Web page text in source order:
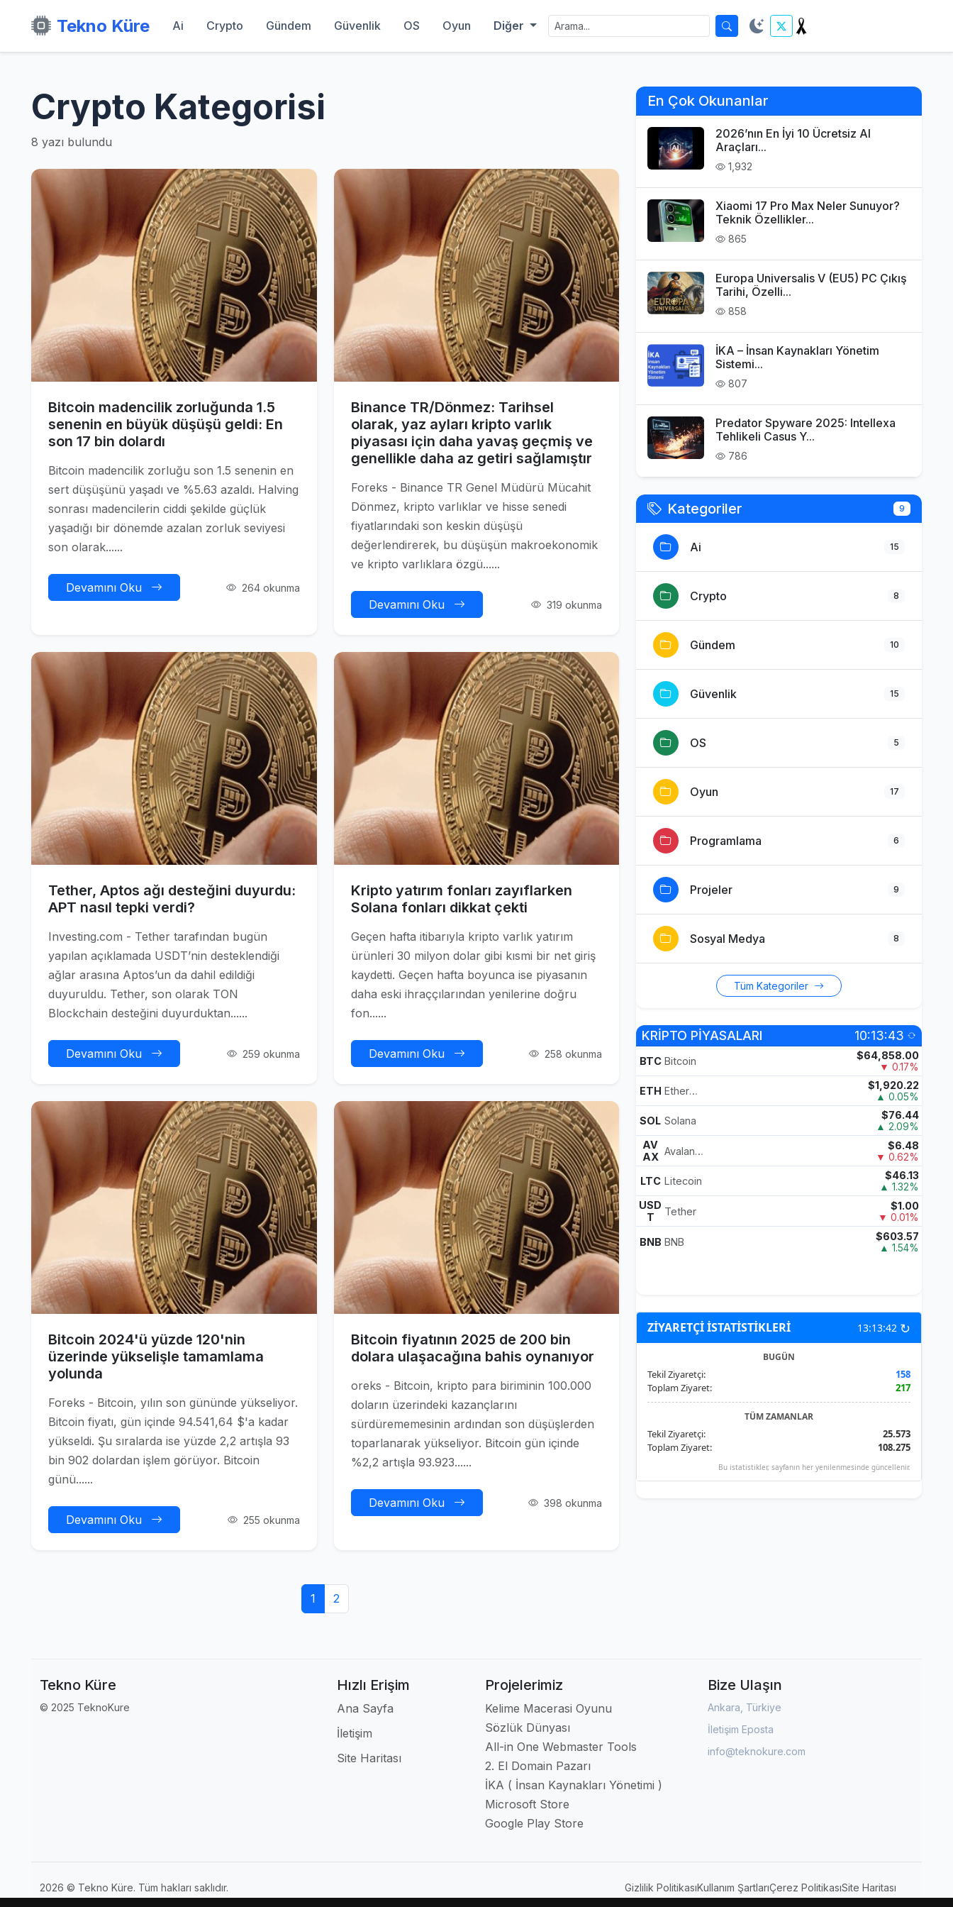
Tekno Küre Ai Crypto Gündem Güvenlik OS Oyun Diğer
Crypto Kategorisi
8 yazı bulundu
Bitcoin madencilik zorluğunda 1.5
senenin en büyük düşüşü geldi: En
son 17 bin dolardı
Bitcoin madencilik zorluğu son 1.5 senenin en
sert düşüşünü yaşadı ve %5.63 azaldı. Halving
sonrası madencilerin ciddi şekilde güçlük
yaşadığı bir dönemde azalan zorluk seviyesi
son olarak......
Devamını Oku 264 okunma
Binance TR/Dönmez: Tarihsel
olarak, yaz ayları kripto varlık
piyasası için daha yavaş geçmiş ve
genellikle daha az getiri sağlamıştır
Foreks - Binance TR Genel Müdürü Mücahit
Dönmez, kripto varlıklar ve hisse senedi
fiyatlarındaki son keskin düşüşü
değerlendirerek, bu düşüşün makroekonomik
ve kripto varlıklara özgü......
Devamını Oku 319 okunma
Tether, Aptos ağı desteğini duyurdu:
APT nasıl tepki verdi?
Investing.com - Tether tarafından bugün
yapılan açıklamada USDT’nin desteklendiği
ağlar arasına Aptos’un da dahil edildiği
duyuruldu. Tether, son olarak TON
Blockchain desteğini duyurduktan......
Devamını Oku 259 okunma
Kripto yatırım fonları zayıflarken
Solana fonları dikkat çekti
Geçen hafta itibarıyla kripto varlık yatırım
ürünleri 30 milyon dolar gibi kısmi bir net giriş
kaydetti. Geçen hafta boyunca ise piyasanın
daha eski ihraççılarından yenilerine doğru
fon......
Devamını Oku 258 okunma
Bitcoin 2024'ü yüzde 120'nin
üzerinde yükselişle tamamlama
yolunda
Foreks - Bitcoin, yılın son gününde yükseliyor.
Bitcoin fiyatı, gün içinde 94.541,64 $'a kadar
yükseldi. Şu sıralarda ise yüzde 2,2 artışla 93
bin 902 dolardan işlem görüyor. Bitcoin
günü......
Devamını Oku 255 okunma
Bitcoin fiyatının 2025 de 200 bin
dolara ulaşacağına bahis oynanıyor
oreks - Bitcoin, kripto para biriminin 100.000
doların üzerindeki kazançlarını
sürdürememesinin ardından son düşüşlerden
toparlanarak yükseliyor. Bitcoin gün içinde
%2,2 artışla 93.923......
Devamını Oku 398 okunma
1 2
En Çok Okunanlar
2026’nın En İyi 10 Ücretsiz AI
Araçları...
1,932
Xiaomi 17 Pro Max Neler Sunuyor?
Teknik Özellikler...
865
Europa Universalis V (EU5) PC Çıkış
Tarihi, Özelli...
858
İKA – İnsan Kaynakları Yönetim
Sistemi...
807
Predator Spyware 2025: Intellexa
Tehlikeli Casus Y...
786
Kategoriler 9
Ai 15
Crypto 8
Gündem 10
Güvenlik 15
OS 5
Oyun 17
Programlama 6
Projeler 9
Sosyal Medya 8
Tüm Kategoriler
KRİPTO PİYASALARI 10:13:43
BTC Bitcoin $64,858.00
▼ 0.17%
ETH Ethereum $1,920.22
▲ 0.05%
SOL Solana $76.44
▲ 2.09%
AV
AX
Avalanche $6.48
▼ 0.62%
LTC Litecoin $46.13
▲ 1.32%
USD
T
Tether $1.00
▼ 0.01%
BNB BNB $603.57
▲ 1.54%
ZİYARETÇİ İSTATİSTİKLERİ 13:13:42 ↻
BUGÜN
Tekil Ziyaretçi:
158
Toplam Ziyaret:
217
TÜM ZAMANLAR
Tekil Ziyaretçi:
25.573
Toplam Ziyaret:
108.275
Bu istatistikler, sayfanın her yenilenmesinde güncellenir.
Tekno Küre
© 2025 TeknoKure
Hızlı Erişim
Ana Sayfa
İletişim
Site Haritası
Projelerimiz
Kelime Macerasi Oyunu
Sözlük Dünyası
All-in One Webmaster Tools
2. El Domain Pazarı
İKA ( İnsan Kaynakları Yönetimi )
Microsoft Store
Google Play Store
Bize Ulaşın
Ankara, Türkiye
İletişim Eposta
info@teknokure.com
2026 © Tekno Küre. Tüm hakları saklıdır. Gizlilik PolitikasıKullanım ŞartlarıÇerez PolitikasıSite Haritası